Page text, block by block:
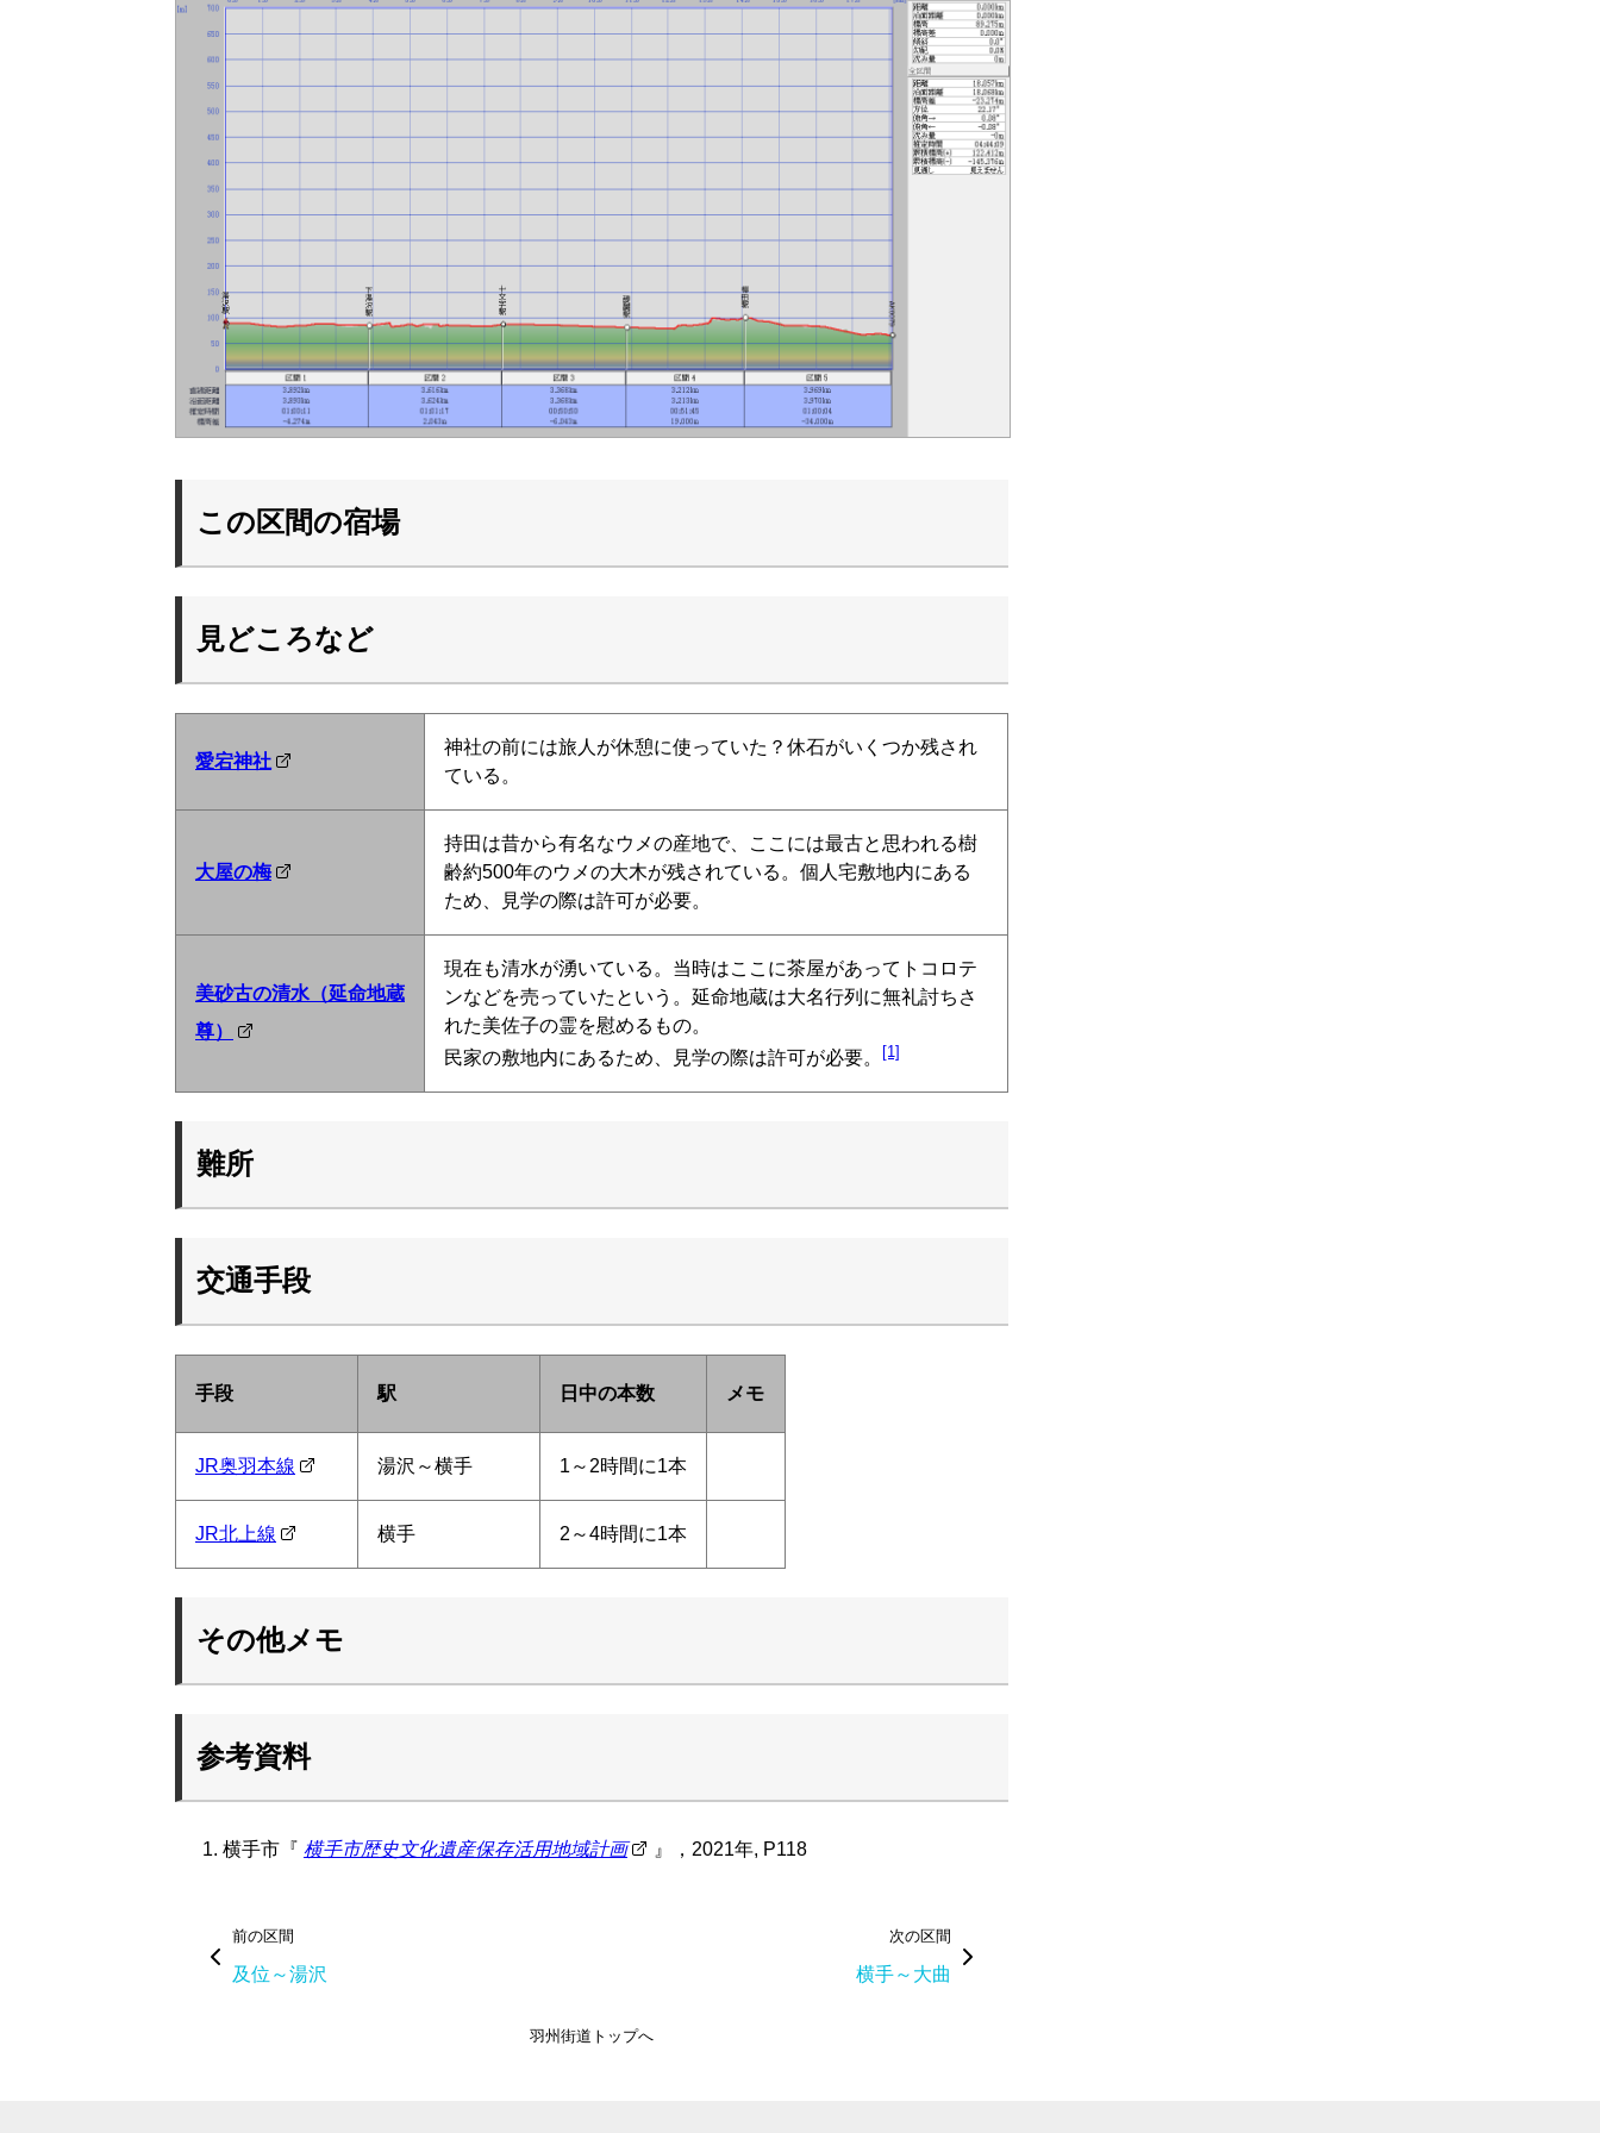
この区間の宿場
見どころなど
愛宕神社
神社の前には旅人が休憩に使っていた？休石がいくつか残され
ている。
大屋の梅
持田は昔から有名なウメの産地で、ここには最古と思われる樹
齢約500年のウメの大木が残されている。個人宅敷地内にある
ため、見学の際は許可が必要。
美砂古の清水（延命地蔵
尊）
現在も清水が湧いている。当時はここに茶屋があってトコロテ
ンなどを売っていたという。延命地蔵は大名行列に無礼討ちさ
れた美佐子の霊を慰めるもの。
民家の敷地内にあるため、見学の際は許可が必要。
[1]
難所
交通手段
手段 駅 日中の本数 メモ
JR奥羽本線 湯沢～横手 1～2時間に1本
JR北上線 横手 2～4時間に1本
その他メモ
参考資料
横手市『 横手市歴史文化遺産保存活用地域計画 』，2021年, P118
前の区間
及位～湯沢
次の区間
横手～大曲
羽州街道トップへ